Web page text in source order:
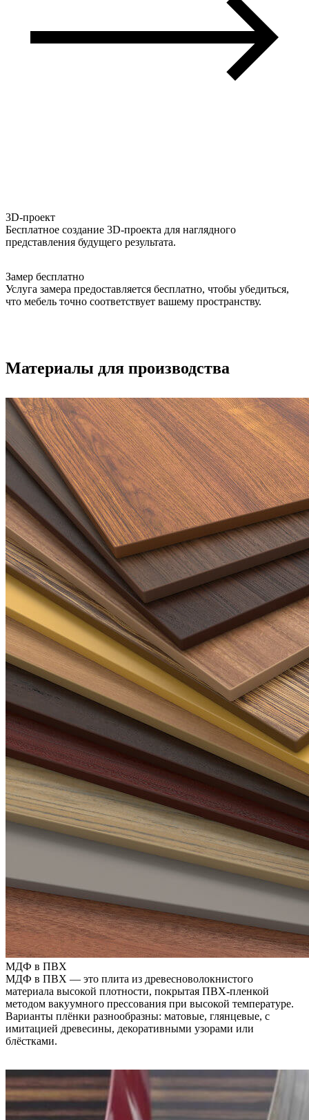
3D-проект
Бесплатное создание 3D-проекта для наглядного
представления будущего результата.
Замер бесплатно
Услуга замера предоставляется бесплатно, чтобы убедиться,
что мебель точно соответствует вашему пространству.
Материалы для производства
МДФ в ПВХ
МДФ в ПВХ — это плита из древесноволокнистого
материала высокой плотности, покрытая ПВХ-пленкой
методом вакуумного прессования при высокой температуре.
Варианты плёнки разнообразны: матовые, глянцевые, с
имитацией древесины, декоративными узорами или
блёстками.